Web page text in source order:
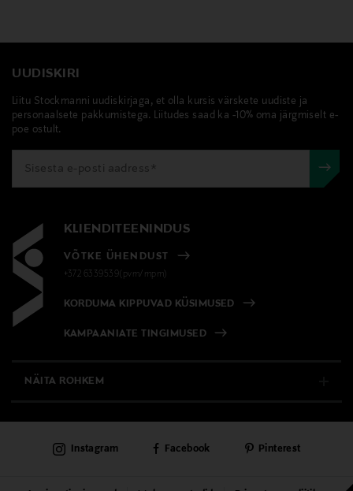
UUDISKIRI
Liitu Stockmanni uudiskirjaga, et olla kursis värskete uudiste ja
personaalsete pakkumistega. Liitudes saad ka -10% oma järgmiselt e-
poe ostult.
KLIENDITEENINDUS
VÕTKE ÜHENDUST
+372 6339539(pvm/mpm)
KORDUMA KIPPUVAD KÜSIMUSED
KAMPAANIATE TINGIMUSED
NÄITA ROHKEM
PÜSIKLIENDITEENINDUS
Instagram Facebook Pinterest